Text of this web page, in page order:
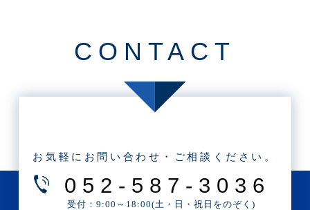
・2025年8月(2記事)
・2025年4月(1記事)
・2025年2月(3記事)
・2025年1月(1記事)
CONTACT
お気軽にお問い合わせ・ご相談ください。
052-587-3036
受付：9:00～18:00(土・日・祝日をのぞく)